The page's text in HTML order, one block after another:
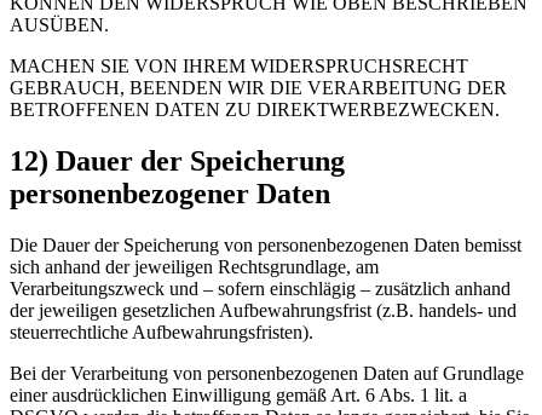
AUSÜBEN.
MACHEN SIE VON IHREM WIDERSPRUCHSRECHT
GEBRAUCH, BEENDEN WIR DIE VERARBEITUNG DER
BETROFFENEN DATEN ZU DIREKTWERBEZWECKEN.
12) Dauer der Speicherung
personenbezogener Daten
Die Dauer der Speicherung von personenbezogenen Daten bemisst
sich anhand der jeweiligen Rechtsgrundlage, am
Verarbeitungszweck und – sofern einschlägig – zusätzlich anhand
der jeweiligen gesetzlichen Aufbewahrungsfrist (z.B. handels- und
steuerrechtliche Aufbewahrungsfristen).
Bei der Verarbeitung von personenbezogenen Daten auf Grundlage
einer ausdrücklichen Einwilligung gemäß Art. 6 Abs. 1 lit. a